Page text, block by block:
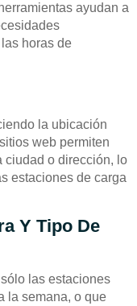
ayudan a
horas de
la ubicación
web permiten
ciudad o dirección, lo
estaciones de carga
Y Tipo De
las estaciones
la semana, o que